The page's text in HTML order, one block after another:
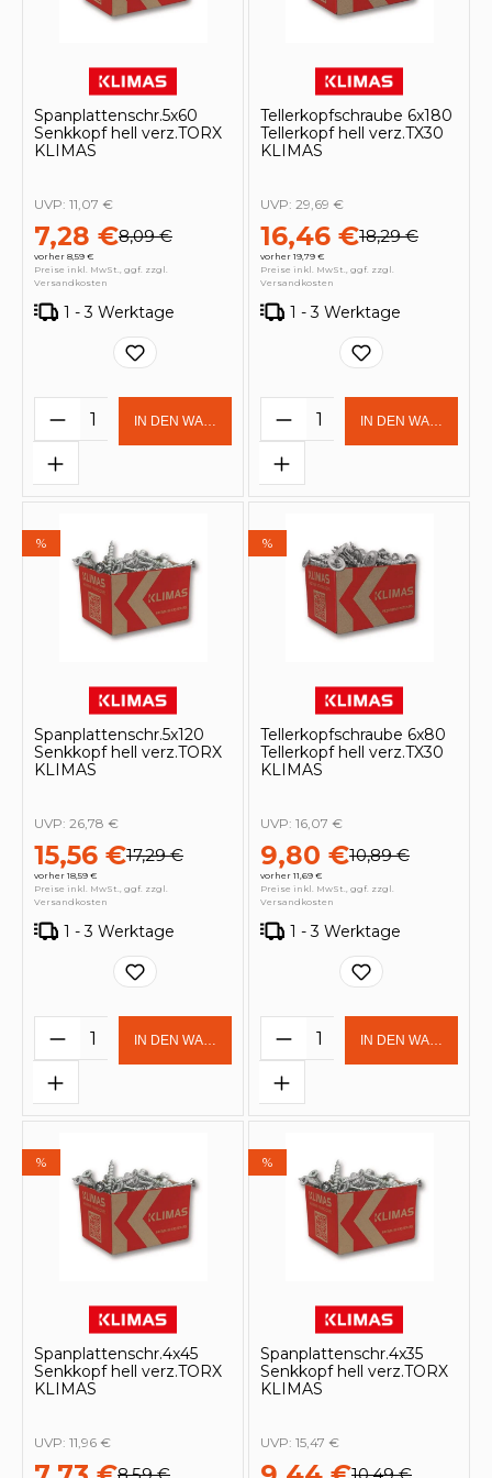
Spanplattenschr.5x60
Senkkopf hell verz.TORX
KLIMAS
7,28 €8,09 €
vorher 8,59 €
UVP: 11,07 €
Preise inkl. MwSt., ggf. zzgl.
Versandkosten
1 - 3 Werktage
Produkt Anzahl: Gib den
IN DEN WARENKORB
Tellerkopfschraube 6x180
Tellerkopf hell verz.TX30
KLIMAS
16,46 €18,29 €
vorher 19,79 €
UVP: 29,69 €
Preise inkl. MwSt., ggf. zzgl.
Versandkosten
1 - 3 Werktage
Produkt Anzahl:
IN DEN
%
Spanplattenschr.5x120
Senkkopf hell verz.TORX
KLIMAS
15,56 €17,29 €
vorher 18,59 €
UVP: 26,78 €
Preise inkl. MwSt., ggf. zzgl.
Versandkosten
1 - 3 Werktage
Produkt Anzahl: Gib den
IN DEN WARENKORB
%
Tellerkopfschraube 6x80
Tellerkopf hell verz.TX30
KLIMAS
9,80 €10,89 €
vorher 11,69 €
UVP: 16,07 €
Preise inkl. MwSt., ggf. zzgl.
Versandkosten
1 - 3 Werktage
Produkt Anzahl:
IN DEN
%
Spanplattenschr.4x45
Senkkopf hell verz.TORX
KLIMAS
8,59 €
UVP: 11,96 €
%
Spanplattenschr.4x35
Senkkopf hell verz.TORX
KLIMAS
10,49 €
UVP: 15,47 €